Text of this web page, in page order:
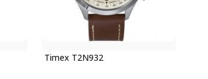
Timex T2N932